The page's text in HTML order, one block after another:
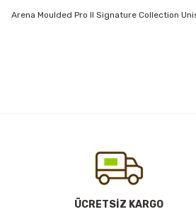
Arena Moulded Pro II Signature Collection
Ürün bilgilerinde hatalar bulunuyor.
Ürün fiyatı diğer sitelerden daha pahalı.
Bu ürüne benzer farklı alternatifler olmalı.
ÜCRETSİZ KARGO